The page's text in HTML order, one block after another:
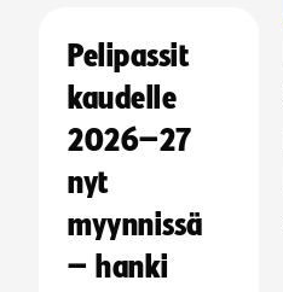
Pelipassit
kaudelle
2026–27
nyt
myynnissä
– hanki